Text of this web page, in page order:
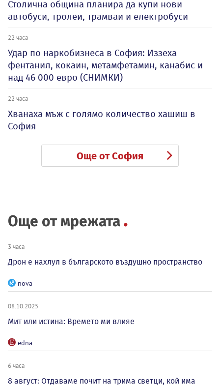
Столична община планира да купи нови
автобуси, тролеи, трамваи и електробуси
22 часа
Удар по наркобизнеса в София: Иззеха
фентанил, кокаин, метамфетамин, канабис и
над 46 000 евро (СНИМКИ)
22 часа
Хванаха мъж с голямо количество хашиш в
София
Още от София
Още от мрежата
3 часа
Дрон е нахлул в българското въздушно пространство
nova
08.10.2025
Мит или истина: Времето ми влияе
edna
6 часа
8 август: Отдаваме почит на трима светци, кой има